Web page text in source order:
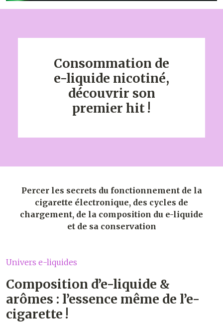
Consommation de
e-liquide nicotiné,
découvrir son
premier hit !
Percer les secrets du fonctionnement de la
cigarette électronique, des cycles de
chargement, de la composition du e-liquide
et de sa conservation
Univers e-liquides
Composition d’e-liquide &
arômes : l’essence même de l’e-
cigarette !